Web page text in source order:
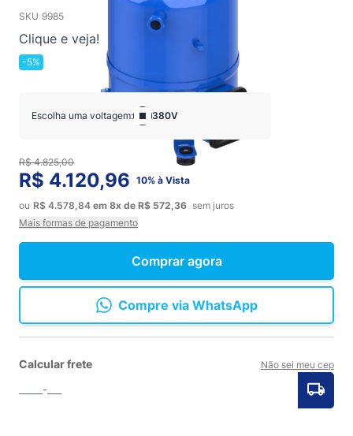
SKU 9985
Clique e veja!
-5%
Comprar agora
Escolha uma voltagem: 380V
R$ 4.120,96 10% à Vista
ou R$ 4.578,84 em 8x de R$ 572,36 sem juros
Mais formas de pagamento
Compre via WhatsApp
R$ 4.825,00
Calcular frete Não sei meu cep